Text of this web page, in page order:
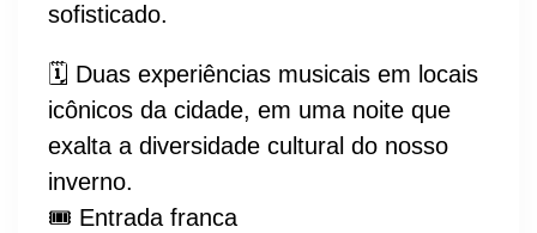
sofisticado.
🗓️ Duas experiências musicais em locais
icônicos da cidade, em uma noite que
exalta a diversidade cultural do nosso
inverno.
🎟️ Entrada franca